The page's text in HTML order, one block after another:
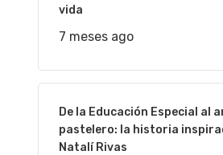
vida
7 meses ago
De la Educación Especial al
pastelero: la historia
Natalí Rivas